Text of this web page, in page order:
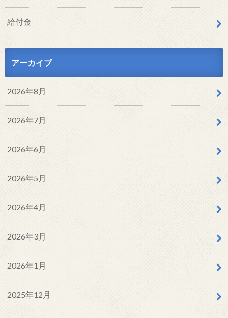
給付金
アーカイブ
2026年8月
2026年7月
2026年6月
2026年5月
2026年4月
2026年3月
2026年1月
2025年12月